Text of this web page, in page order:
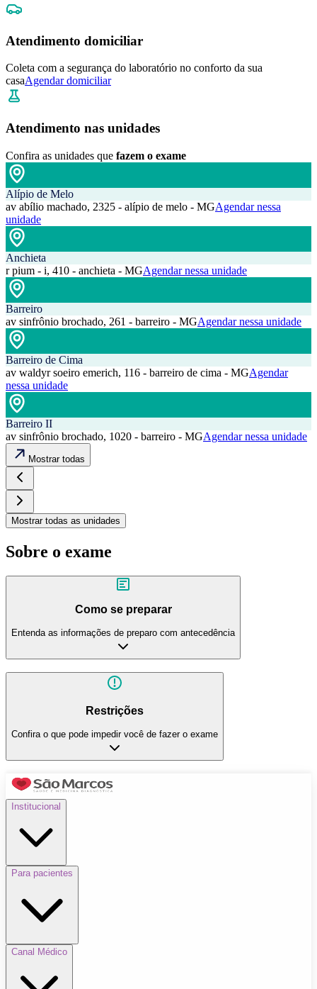
Atendimento domiciliar
Coleta com a segurança do laboratório no conforto da sua
casaAgendar domiciliar
Atendimento nas unidades
Confira as unidades que fazem o exame
Alípio de Melo
av abílio machado, 2325 - alípio de melo - MGAgendar nessa
unidade
Anchieta
r pium - i, 410 - anchieta - MGAgendar nessa unidade
Barreiro
av sinfrônio brochado, 261 - barreiro - MGAgendar nessa unidade
Barreiro de Cima
av waldyr soeiro emerich, 116 - barreiro de cima - MGAgendar
nessa unidade
Barreiro II
av sinfrônio brochado, 1020 - barreiro - MGAgendar nessa unidade
Mostrar todas
Mostrar todas as unidades
Sobre o exame
Como se preparar
Entenda as informações de preparo com antecedência
Restrições
Confira o que pode impedir você de fazer o exame
Institucional
Para pacientes
Canal Médico